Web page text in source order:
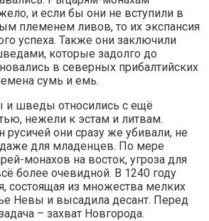
и если бы они не вступили в
племенем ливов, то их экспансия
успеха. Также они заключили
которые задолго до
в северных прибалтийских
сумь и емь.
и шведы относились с ещё
нежели к эстам и литвам.
русичей они сразу же убивали, не
для младенцев. По мере
монахов на восток, угроза для
более очевидной. В 1240 году
состоящая из множества мелких
Невы и высадила десант. Перед
– захват Новгорода.